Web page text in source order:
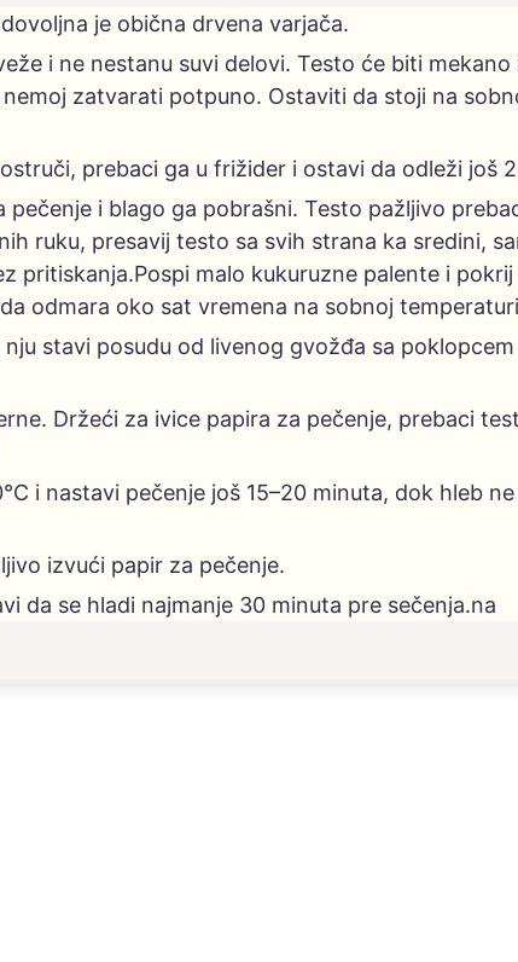
je obična drvena varjača.
i ne nestanu suvi delovi. Testo će biti
zatvarati potpuno. Ostaviti da stoji na
prebaci ga u frižider i ostavi da odleži još
i blago ga pobrašni. Testo pažljivo
ruku, presavij testo sa svih strana ka sredini,
pritiskanja.Pospi malo kukuruzne palente i
odmara oko sat vremena na sobnoj
stavi posudu od livenog gvožđa sa
Držeći za ivice papira za pečenje, prebaci
i nastavi pečenje još 15–20 minuta, dok hleb
izvući papir za pečenje.
da se hladi najmanje 30 minuta pre sečenja.na